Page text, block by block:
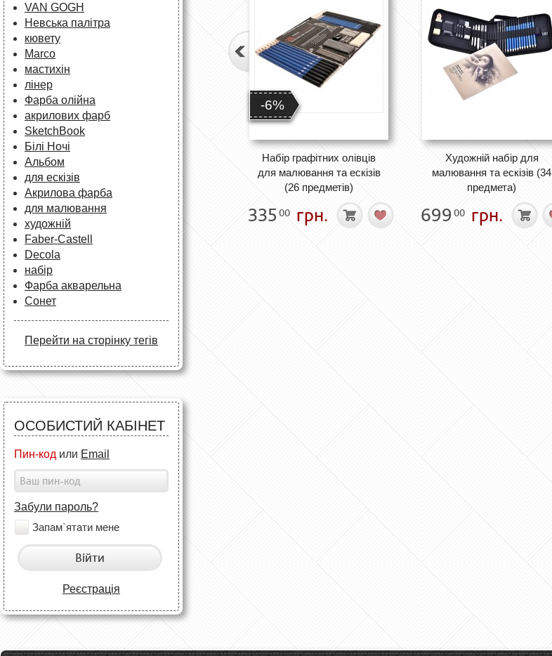
VAN GOGH
Невська палітра
кювету
Marco
мастихін
лінер
Фарба олійна
акрилових фарб
SketchBook
Білі Ночі
Альбом
для ескізів
Акрилова фарба
для малювання
художній
Faber-Castell
Decola
набір
Фарба акварельна
Сонет
Перейти на сторінку тегів
ОСОБИСТИЙ КАБІНЕТ
Пин-код или Email
Забули пароль?
Запам`ятати мене
Війти
Реєстрація
-6%
Набір графітних олівців
для малювання та ескізів
(26 предметів)
335 00 грн.
Художній набір для
малювання та ескізів (34
предмета)
699 00 грн.